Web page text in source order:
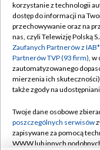
Abonament TVP
Emisja w TVP
Centrum informacji
Naziemna
Rada Programowa
System NOS
korzystanie z technologii
dostęp do informacji na
przechowywanie oraz na
nas, czyli Telewizję Polską
Zaufanych Partnerów z
Partnerów TVP (93 firm), w
zautomatyzowanego
mierzenia ich
także zgody na
Twoje dane osobowe
poszczególnych serwisów
zapisywane za pomocą
WWW lub innych